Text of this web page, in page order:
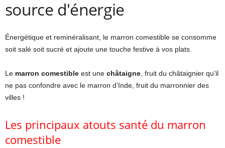
Énergétique et reminéralisant, le marron comestible se consomme
soit salé soit sucré et ajoute une touche festive à vos plats.
Le marron comestible est une châtaigne, fruit du châtaignier qu’il
ne pas confondre avec le marron d’Inde, fruit du marronnier des
villes !
Les principaux atouts santé du marron
comestible